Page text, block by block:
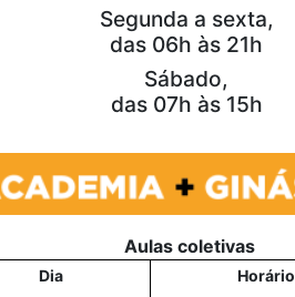
Segunda a sexta,
das 06h às 21h
Sábado,
das 07h às 15h
Aulas coletivas
Dia Horário